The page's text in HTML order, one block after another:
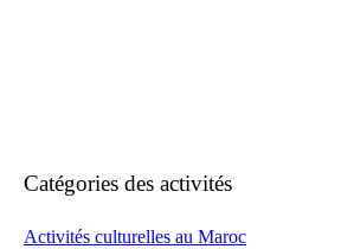
Catégories des activités
Activités culturelles au Maroc